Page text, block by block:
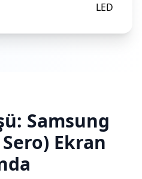
LED
Samsung
Ekran